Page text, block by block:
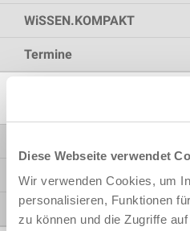
Diese Webseite verwendet
Wir verwenden Cookies, um
personalisieren, Funktionen
zu können und die Zugriffe
WiSSEN.KOMPAKT
Termine
Prozesse
Umsetzung